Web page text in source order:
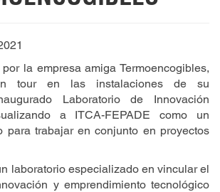
la empresa amiga Termoencogibles,
tour en las instalaciones de su
Laboratorio de Innovación
a ITCA-FEPADE como un
para trabajar en conjunto en proyectos
laboratorio especializado en vincular el
y emprendimiento tecnológico